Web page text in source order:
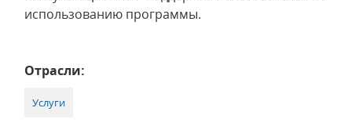
использованию программы.
Отрасли:
Услуги